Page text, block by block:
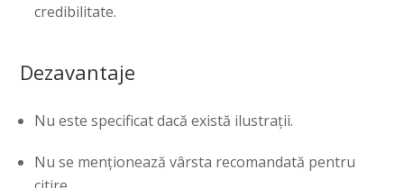
credibilitate.
Dezavantaje
Nu este specificat dacă există ilustrații.
Nu se menționează vârsta recomandată pentru